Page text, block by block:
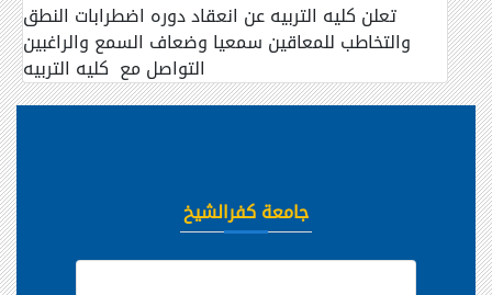
تعلن كليه التربيه عن انعقاد دوره اضطرابات النطق
والتخاطب للمعاقين سمعيا وضعاف السمع والراغبين
التواصل مع كليه التربيه
جامعة كفرالشيخ